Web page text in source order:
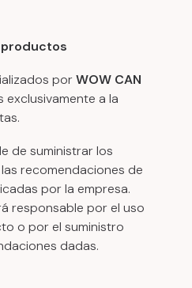
productos
porWOW CAN
a la
de suministrar los
recomendaciones de
por la empresa.
responsable por el uso
o por el suministro
dadas.